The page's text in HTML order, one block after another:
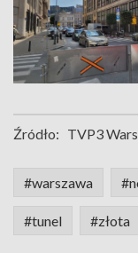
Źródło: TVP3
#warszawa
#tunel #złota